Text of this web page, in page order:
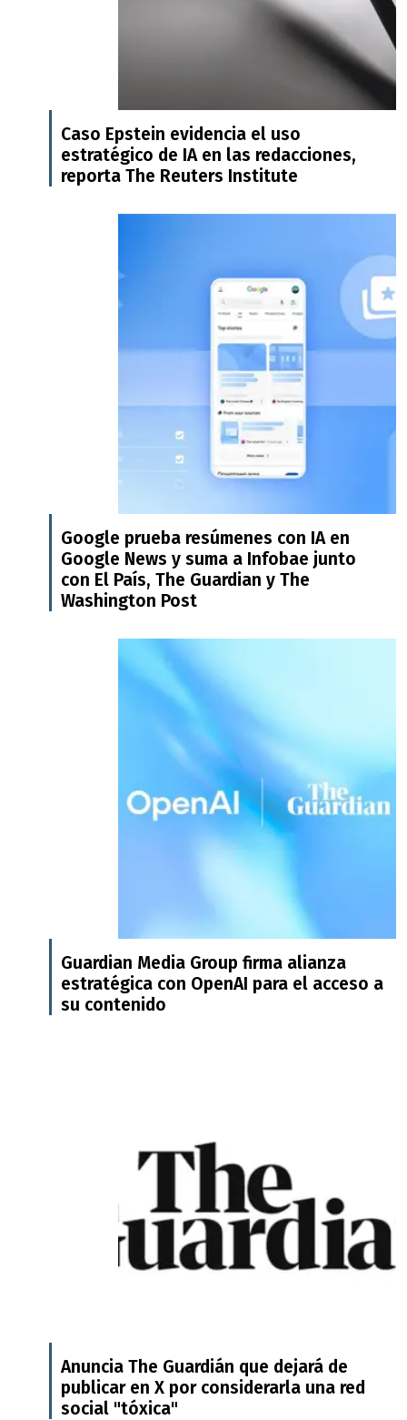
Caso Epstein evidencia el uso
estratégico de IA en las redacciones,
reporta The Reuters Institute
Google prueba resúmenes con IA en
Google News y suma a Infobae junto
con El País, The Guardian y The
Washington Post
Guardian Media Group firma alianza
estratégica con OpenAI para el acceso a
su contenido
Anuncia The Guardián que dejará de
publicar en X por considerarla una red
social "tóxica"